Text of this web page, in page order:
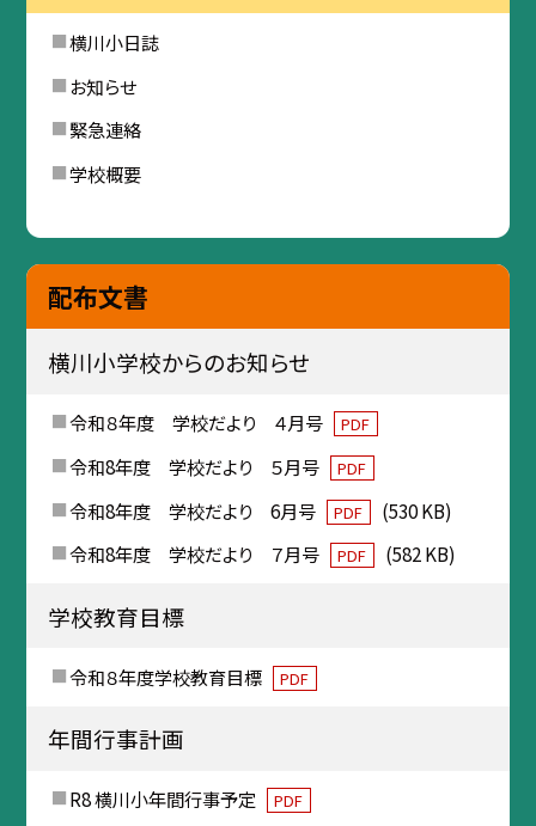
横川小日誌
お知らせ
緊急連絡
学校概要
配布文書
横川小学校からのお知らせ
令和８年度 学校だより ４月号 PDF
令和8年度 学校だより ５月号 PDF
令和8年度 学校だより 6月号 PDF
(530 KB)
令和8年度 学校だより ７月号
PDF (582 KB)
学校教育目標
令和８年度学校教育目標 PDF
年間行事計画
R8 横川小年間行事予定 PDF